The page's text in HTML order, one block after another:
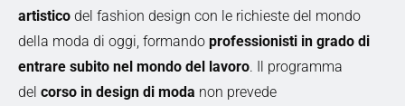
artistico del fashion design con le richieste del mondo
della moda di oggi, formando professionisti in grado di
entrare subito nel mondo del lavoro. Il programma
del corso in design di moda non prevede